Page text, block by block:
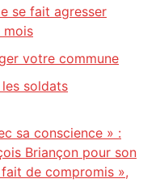
se fait agresser
mois
votre commune
soldats
sa conscience » :
Briançon pour son
fait de compromis »,